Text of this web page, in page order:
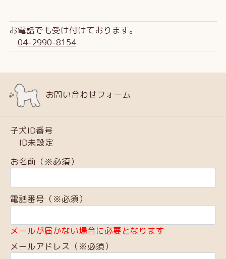
お電話でも受け付けております。
04-2990-8154
お問い合わせフォーム
子犬ID番号
ID未設定
お名前（※必須）
電話番号（※必須）
メールが届かない場合に必要となります
メールアドレス（※必須）